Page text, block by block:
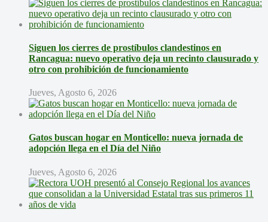
Siguen los cierres de prostíbulos clandestinos en
Rancagua: nuevo operativo deja un recinto clausurado y
otro con prohibición de funcionamiento
Jueves, Agosto 6, 2026
Gatos buscan hogar en Monticello: nueva jornada de
adopción llega en el Día del Niño
Jueves, Agosto 6, 2026